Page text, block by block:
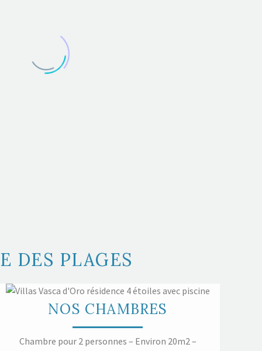
DES PLAGES
NOS CHAMBRES
Chambre pour 2 personnes – Environ 20m2 –